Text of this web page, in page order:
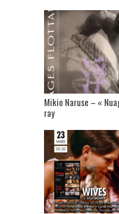
Mikio Naruse – «
ray